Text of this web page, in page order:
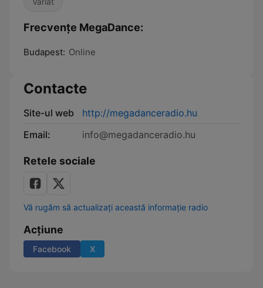
Frecvențe MegaDance:
Budapest: Online
Contacte
Site-ul web
http://megadanceradio.hu
Email:
info@megadanceradio.hu
Retele sociale
Vă rugăm să actualizați această informație radio
Acțiune
Facebook X